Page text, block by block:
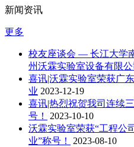
新闻资讯
更多
校友座谈会 — 长江大学
州沃霖实验室设备有限公
喜讯|沃霖实验室荣获广
业 2023-12-19
喜讯|热烈祝贺我司连续
号！
2023-10-10
沃霖实验室荣获“工程公
业”称号！
2023-08-10